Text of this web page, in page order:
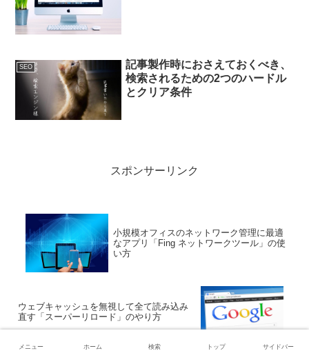
SEO
記事製作時におさえておくべき、
検索されるための2つのハードル
とクリア条件
スポンサーリンク
小規模オフィスのネットワーク管理に最適
なアプリ「Fing ネットワークツール」の使
い方
ウェブキャッシュを無視して全て読み込み
直す「スーパーリロード」のやり方
メニュー ホーム 検索 トップ サイドバー